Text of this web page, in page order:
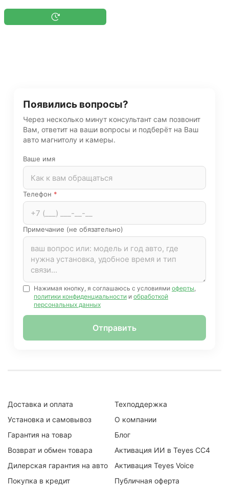
Появились вопросы?
Через несколько минут консультант сам позвонит
Вам, ответит на ваши вопросы и подберёт на Ваш
авто магнитолу и камеры.
Ваше имя
Телефон *
Примечание (не обязательно)
Нажимая кнопку, я соглашаюсь с условиями оферты,
политики конфиденциальности и обработкой
персональных данных
Отправить
Доставка и оплата
Установка и самовывоз
Гарантия на товар
Возврат и обмен товара
Дилерская гарантия на авто
Покупка в кредит
Техподдержка
О компании
Блог
Активация ИИ в Teyes CC4
Активация Teyes Voice
Публичная оферта